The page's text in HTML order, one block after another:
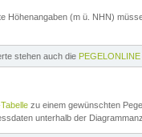
Höhenangaben (m ü. NHN)
stehen auch die
zu einem gewünschten
unterhalb der